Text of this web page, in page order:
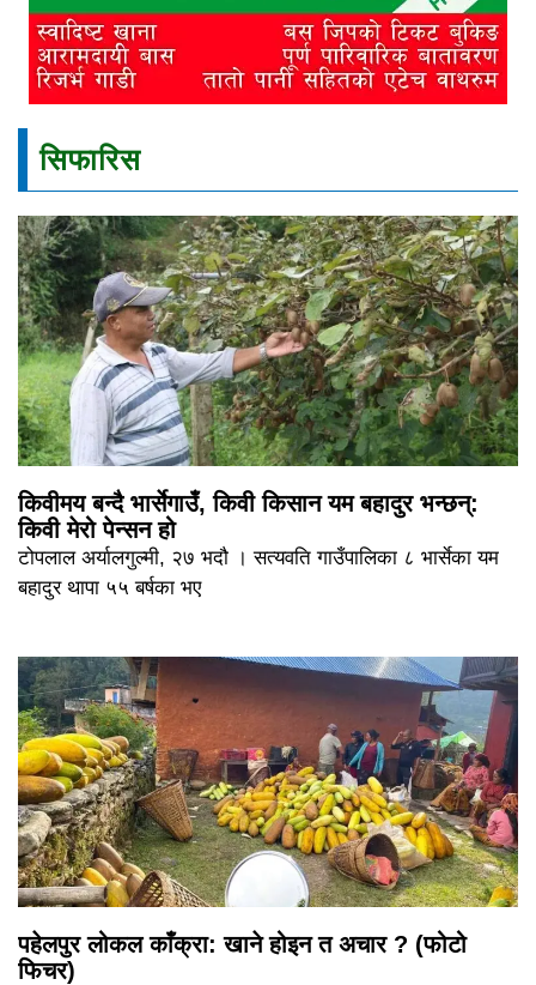
सिफारिस
किवीमय बन्दै भार्सेगाउँ, किवी किसान यम बहादुर भन्छन्:
किवी मेरो पेन्सन हो
टोपलाल अर्यालगुल्मी, २७ भदौ । सत्यवति गाउँपालिका ८ भार्सेका यम
बहादुर थापा ५५ बर्षका भए
पहेलपुर लोकल काँक्रा: खाने होइन त अचार ? (फोटो
फिचर)